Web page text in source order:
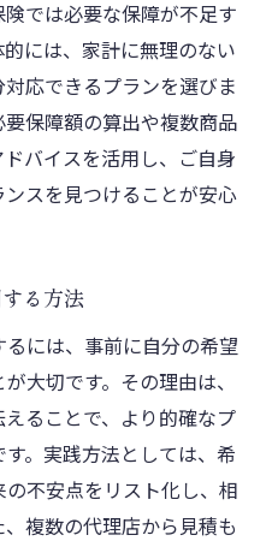
では必要な保障が不足す
には、家計に無理のない
応できるプランを選びま
保障額の算出や複数商品
バイスを活用し、ご自身
スを見つけることが安心
る方法
には、事前に自分の希望
大切です。その理由は、
ることで、より的確なプ
。実践方法としては、希
不安点をリスト化し、相
複数の代理店から見積も